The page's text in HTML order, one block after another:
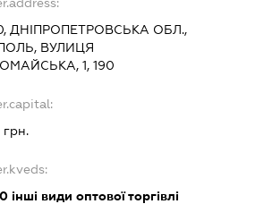
ДНІПРОПЕТРОВСЬКА ОБЛ.,
ВУЛИЦЯ
1, 190
інші види оптової торгівлі